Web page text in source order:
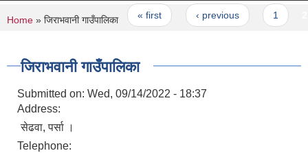
Pages
« first ‹ previous
You are here
Home » जिराभवानी गाउँपालिका
जिराभवानी गाउँपालिका
Submitted on: Wed, 09/14/2022 - 18:37
Address:
सेढवा, पर्सा ।
Telephone: